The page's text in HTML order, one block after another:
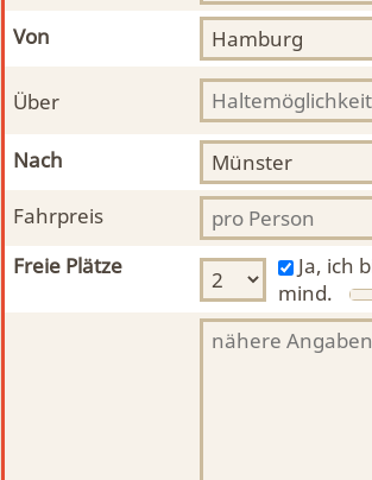
Von
Über
Nach
Fahrpreis
Freie Plätze
Ja, ich
mind.